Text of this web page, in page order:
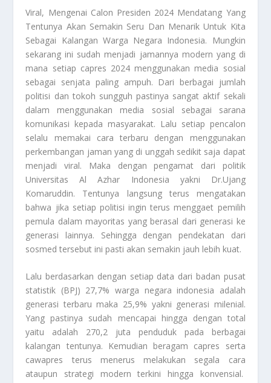
Viral, Mengenai Calon Presiden 2024 Mendatang Yang
Tentunya Akan Semakin Seru Dan Menarik Untuk Kita
Sebagai Kalangan Warga Negara Indonesia. Mungkin
sekarang ini sudah menjadi jamannya modern yang di
mana setiap capres 2024 menggunakan media sosial
sebagai senjata paling ampuh. Dari berbagai jumlah
politisi dan tokoh sungguh pastinya sangat aktif sekali
dalam menggunakan media sosial sebagai sarana
komunikasi kepada masyarakat. Lalu setiap pencalon
selalu memakai cara terbaru dengan menggunakan
perkembangan jaman yang di unggah sedikit saja dapat
menjadiviral. Maka dengan pengamat dari politik
Universitas Al Azhar Indonesia yakni Dr.Ujang
Komaruddin. Tentunya langsung terus mengatakan
bahwa jika setiap politisi ingin terus menggaet pemilih
pemula dalam mayoritas yang berasal dari generasi ke
generasi lainnya. Sehingga dengan pendekatan dari
sosmed tersebut ini pasti akan semakin jauh lebih kuat.
Lalu berdasarkan dengan setiap data dari badan pusat
statistik (BPJ) 27,7% warga negara indonesia adalah
generasi terbaru maka 25,9% yakni generasi milenial.
Yang pastinya sudah mencapai hingga dengan total
yaitu adalah 270,2 juta penduduk pada berbagai
kalangan tentunya. Kemudian beragam capres serta
cawapres terus menerus melakukan segala cara
ataupun strategi modern terkini hingga konvensial.